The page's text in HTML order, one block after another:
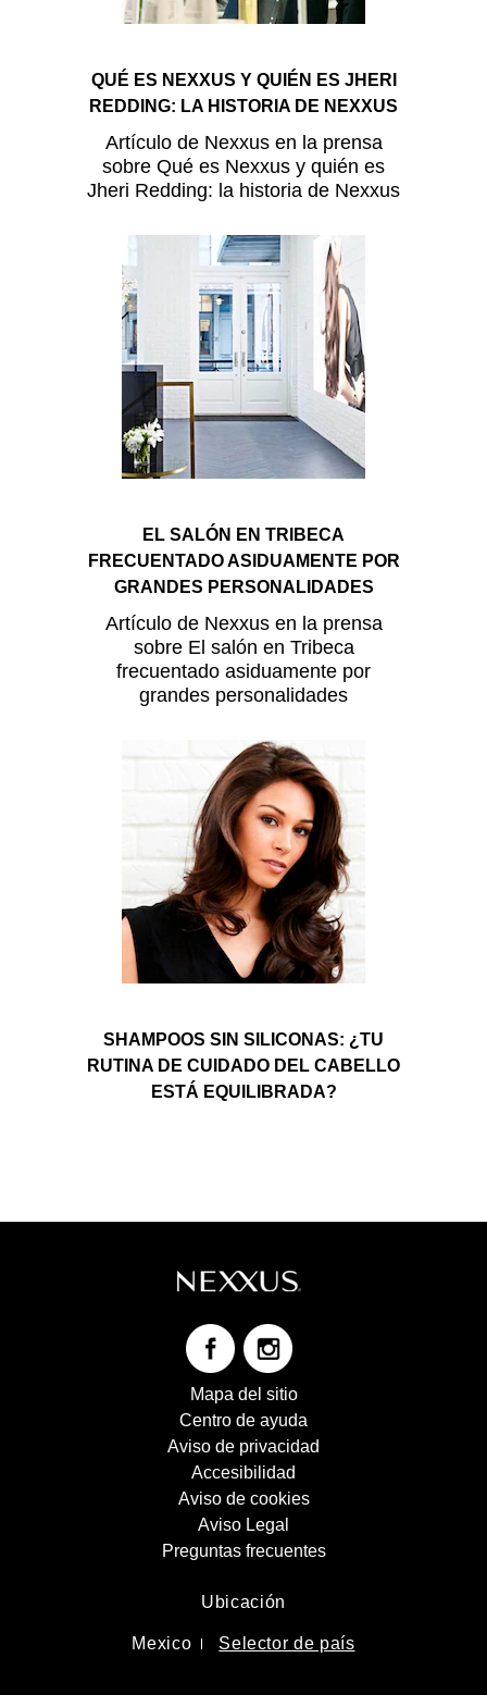
QUÉ ES NEXXUS Y QUIÉN ES JHERI
REDDING: LA HISTORIA DE NEXXUS
Artículo de Nexxus en la prensa
sobre Qué es Nexxus y quién es
Jheri Redding: la historia de Nexxus
EL SALÓN EN TRIBECA
FRECUENTADO ASIDUAMENTE POR
GRANDES PERSONALIDADES
Artículo de Nexxus en la prensa
sobre El salón en Tribeca
frecuentado asiduamente por
grandes personalidades
SHAMPOOS SIN SILICONAS: ¿TU
RUTINA DE CUIDADO DEL CABELLO
ESTÁ EQUILIBRADA?
Mapa del sitio
Centro de ayuda
Aviso de privacidad
Accesibilidad
Aviso de cookies
Preferencias de cookies
Aviso Legal